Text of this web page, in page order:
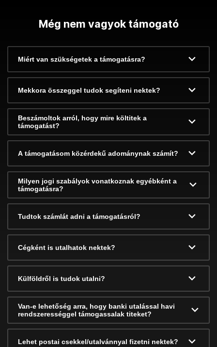
Még nem vagyok támogató
Miért van szükségetek a támogatásra?
Mekkora összeggel tudok segíteni nektek?
Beszámoltok arról, hogy mire költitek a
támogatást?
A támogatásom közérdekű adománynak számít?
Milyen jogi szabályok vonatkoznak egyébként a
támogatásra?
Tudtok számlát adni a támogatásról?
Cégként is utalhatok nektek?
Külföldről is tudok utalni?
Van-e lehetőség arra, hogy banki utalással havi
rendszerességgel támogassalak titeket?
Lehet postai csekkel/utalvánnyal fizetni nektek?